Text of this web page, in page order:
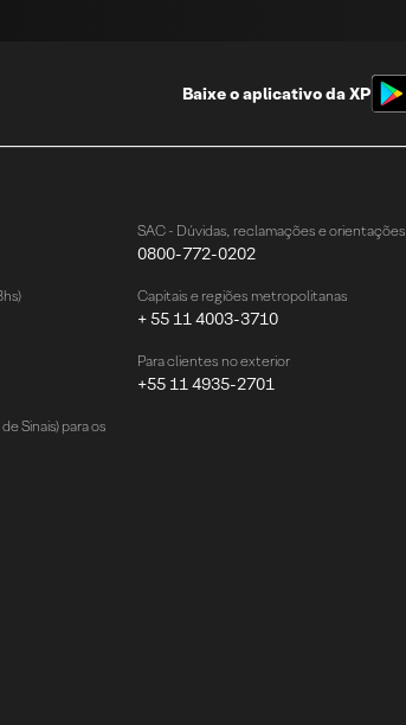
Baixe o aplicativo daXP
SAC - Dúvidas, reclamações e orientações
0800-772-0202
Capitais e regiões metropolitanas
+ 55 11 4003-3710
Para clientes no exterior
+55 11 4935-2701
Sinais) para os